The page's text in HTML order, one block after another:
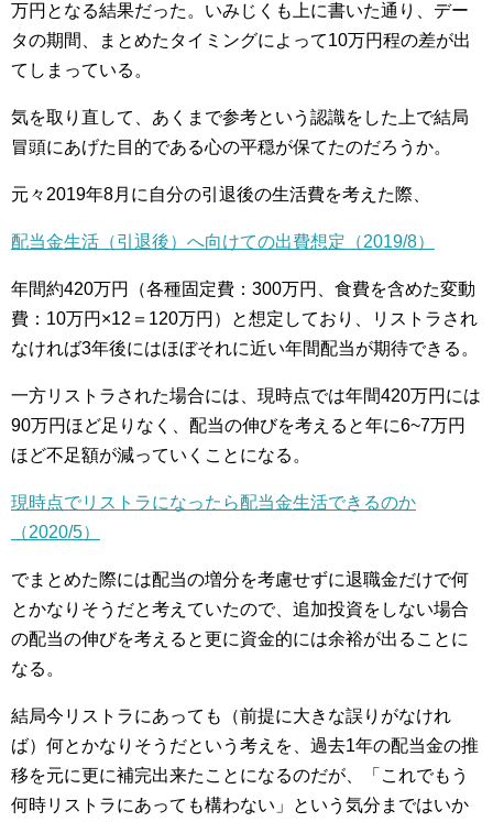
万円となる結果だった。いみじくも上に書いた通り、デー
タの期間、まとめたタイミングによって10万円程の差が出
てしまっている。
気を取り直して、あくまで参考という認識をした上で結局
冒頭にあげた目的である心の平穏が保てたのだろうか。
元々2019年8月に自分の引退後の生活費を考えた際、
配当金生活（引退後）へ向けての出費想定（2019/8）
年間約420万円（各種固定費：300万円、食費を含めた変動
費：10万円×12＝120万円）と想定しており、リストラされ
なければ3年後にはほぼそれに近い年間配当が期待できる。
一方リストラされた場合には、現時点では年間420万円には
90万円ほど足りなく、配当の伸びを考えると年に6~7万円
ほど不足額が減っていくことになる。
現時点でリストラになったら配当金生活できるのか
（2020/5）
でまとめた際には配当の増分を考慮せずに退職金だけで何
とかなりそうだと考えていたので、追加投資をしない場合
の配当の伸びを考えると更に資金的には余裕が出ることに
なる。
結局今リストラにあっても（前提に大きな誤りがなけれ
ば）何とかなりそうだという考えを、過去1年の配当金の推
移を元に更に補完出来たことになるのだが、「これでもう
何時リストラにあっても構わない」という気分まではいか